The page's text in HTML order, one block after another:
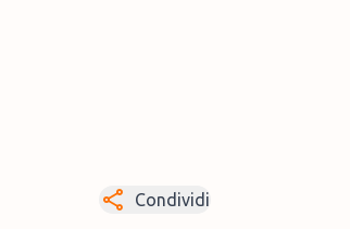
Condividi